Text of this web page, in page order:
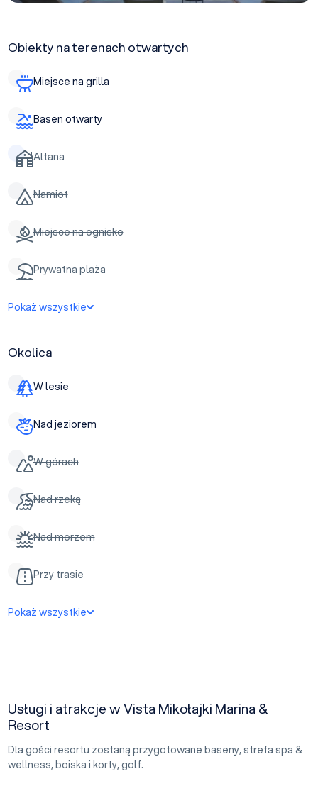
Obiekty na terenach otwartych
Miejsce na grilla
Basen otwarty
Altana
Namiot
Miejsce na ognisko
Prywatna plaża
Pokaż wszystkie
Okolica
W lesie
Nad jeziorem
W górach
Nad rzeką
Nad morzem
Przy trasie
Pokaż wszystkie
Usługi i atrakcje w Vista Mikołajki Marina &
Resort
Dla gości resortu zostaną przygotowane baseny, strefa spa &
wellness, boiska i korty, golf.